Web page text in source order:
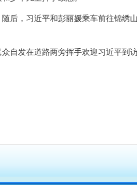
后，习近平和彭丽媛乘车前往锦绣
自发在道路两旁挥手欢迎习近平到访